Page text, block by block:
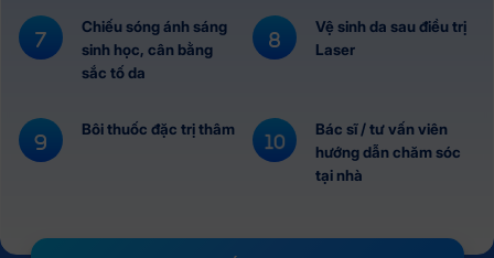
Chiếu sóng ánh sáng
sinh học, cân bằng
sắc tố da
Vệ sinh da sau điều trị
Laser
Bôi thuốc đặc trị thâm
Bác sĩ / tư vấn viên
hướng dẫn chăm sóc
tại nhà